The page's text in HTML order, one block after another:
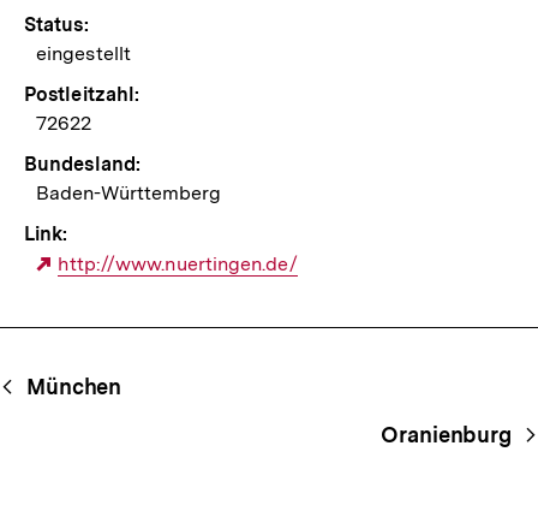
Status:
eingestellt
Postleitzahl:
72622
Bundesland:
Baden-Württemberg
Link:
Externer
http://www.nuertingen.de/
Begriffsnavigation
Content-
Navigation
München
Oranienburg